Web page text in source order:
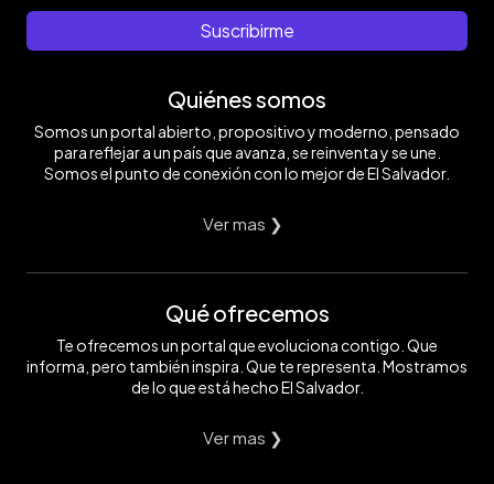
Suscribirme
Quiénes somos
Somos un portal abierto, propositivo y moderno, pensado
para reflejar a un país que avanza, se reinventa y se une.
Somos el punto de conexión con lo mejor de El Salvador.
Ver mas ❯
Qué ofrecemos
Te ofrecemos un portal que evoluciona contigo. Que
informa, pero también inspira. Que te representa. Mostramos
de lo que está hecho El Salvador.
Ver mas ❯